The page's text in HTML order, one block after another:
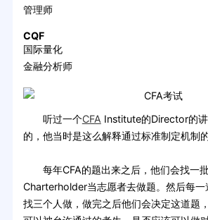
管理师
CQF
国际量化
金融分析师
听过一个CFA Institute的Director的
的，他当时是这么解释通过标准制定机制
每年CFA的题出来之后，他们会找一
Charterholder当志愿者去做题。然后每一
找三个人做，做完之后他们会决定这道题